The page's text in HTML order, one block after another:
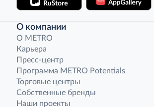
О компании
O METRO
Карьера
Пресс-центр
Программа METRO Potentials
Торговые центры
Собственные бренды
Наши проекты